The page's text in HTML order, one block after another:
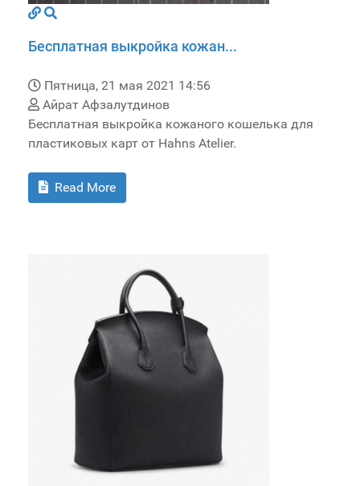
Бесплатная выкройка кожан...
Пятница, 21 мая 2021 14:56
Айрат Афзалутдинов
Бесплатная выкройка кожаного кошелька для
пластиковых карт от Hahns Atelier.
Read More